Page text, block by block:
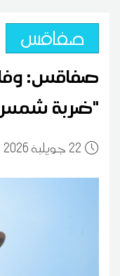
صفاقس
صفاقس:
"ضربة
22 09:41 2026 جويلية